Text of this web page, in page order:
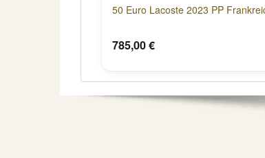
50 Euro Lacoste 2023 PP
785,00 €